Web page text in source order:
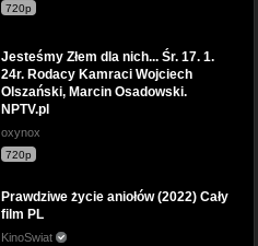
720p
Jesteśmy Złem dla nich... Śr. 17. 1.
24r. Rodacy Kamraci Wojciech
Olszański, Marcin Osadowski.
NPTV.pl
oxynox
720p
Prawdziwe życie aniołów (2022) Cały
film PL
KinoSwiat